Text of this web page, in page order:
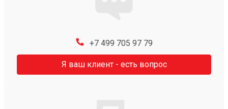
+7 499 705 97 79
Я ваш клиент - есть вопрос